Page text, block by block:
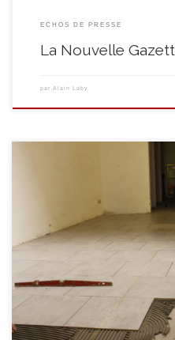
ECHOS DE PRESSE
La Nouvelle
par Alain Laby
L’intérieur du restaurant et de
aux carreleurs …. Quant aux
d’entrée du 19 rue de Neufvilles …. Et